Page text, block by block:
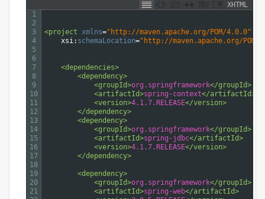
XHTML
1
2
3
4
5
6
7
8
9
10
11
12
13
14
15
16
17
18
19
20
21
<project xmlns="http://maven.apache.org/POM/4.0.0"
xsi: schemaLocation="http://maven.apache.org/
<dependencies>
<dependency>
<groupId>org.springframework</groupId>
<artifactId>spring-context</artifactId>
<version>4.1.7.RELEASE</version>
</dependency>
<dependency>
<groupId>org.springframework</groupId>
<artifactId>spring-jdbc</artifactId>
<version>4.1.7.RELEASE</version>
</dependency>
<dependency>
<groupId>org.springframework</groupId>
<artifactId>spring-web</artifactId>